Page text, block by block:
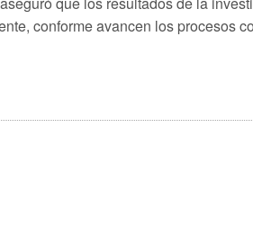
conforme avancen los procesos